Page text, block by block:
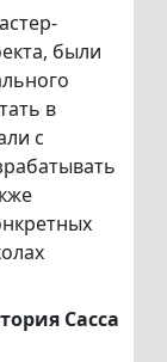
были
в
с
Сасса